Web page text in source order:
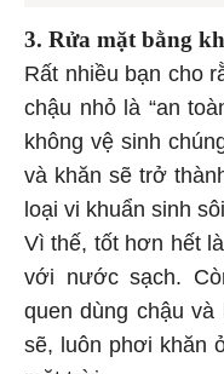
3. Rửa mặt bằng
Rất nhiều bạn cho
chậu nhỏ là “an
không vệ sinh
và khăn sẽ trở
loại vi khuẩn sinh sôi.
Vì thế, tốt hơn hết
với nước sạch.
quen dùng chậu và
sẽ, luôn phơi khăn